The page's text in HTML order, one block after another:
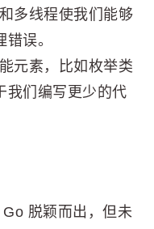
多线程使我们能够
误。
元素，比如枚举类
我们编写更少的代
脱颖而出，但未